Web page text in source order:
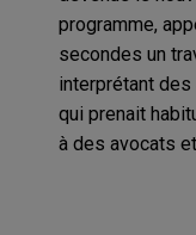
programme,
secondes un
interprétant
qui prenait
à des avocats